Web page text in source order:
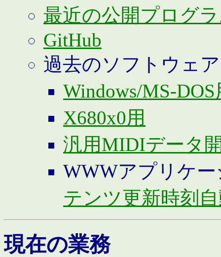
最近の公開プログ
GitHub
過去のソフトウェア
Windows/MS-DOS
X680x0用
汎用MIDIデータ
WWWアプリケ
テンツ更新時刻
現在の業務